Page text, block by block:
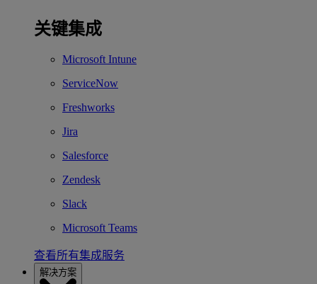
关键集成
Microsoft Intune
ServiceNow
Freshworks
Jira
Salesforce
Zendesk
Slack
Microsoft Teams
查看所有集成服务
解决方案